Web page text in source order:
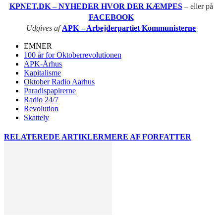
KPNET.DK – NYHEDER HVOR DER KÆMPES – eller på
FACEBOOK
Udgives afAPK – Arbejderpartiet Kommunisterne
EMNER
100 år for Oktoberrevolutionen
APK-Århus
Kapitalisme
Oktober Radio Aarhus
Paradispapirerne
Radio 24/7
Revolution
Skattely
RELATEREDE ARTIKLERMERE AF FORFATTER